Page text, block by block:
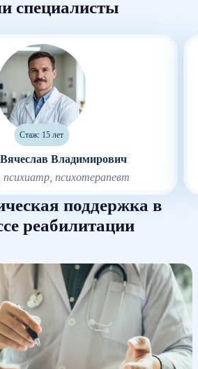
специалисты
Стаж: 15 лет
Владимирович
психиатр, психотерапевт
поддержка в
реабилитации